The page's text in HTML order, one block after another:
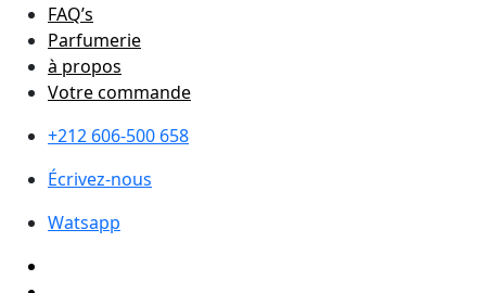
FAQ’s
Parfumerie
à propos
Votre commande
+212 606-500 658
Écrivez-nous
Watsapp